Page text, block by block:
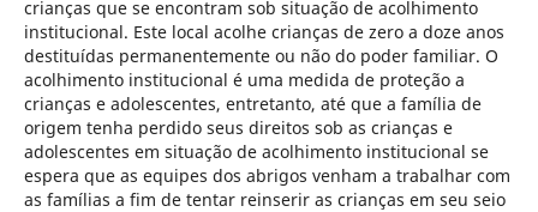
crianças que se encontram sob situação de acolhimento
institucional. Este local acolhe crianças de zero a doze anos
destituídas permanentemente ou não do poder familiar. O
acolhimento institucional é uma medida de proteção a
crianças e adolescentes, entretanto, até que a família de
origem tenha perdido seus direitos sob as crianças e
adolescentes em situação de acolhimento institucional se
espera que as equipes dos abrigos venham a trabalhar com
as famílias a fim de tentar reinserir as crianças em seu seio